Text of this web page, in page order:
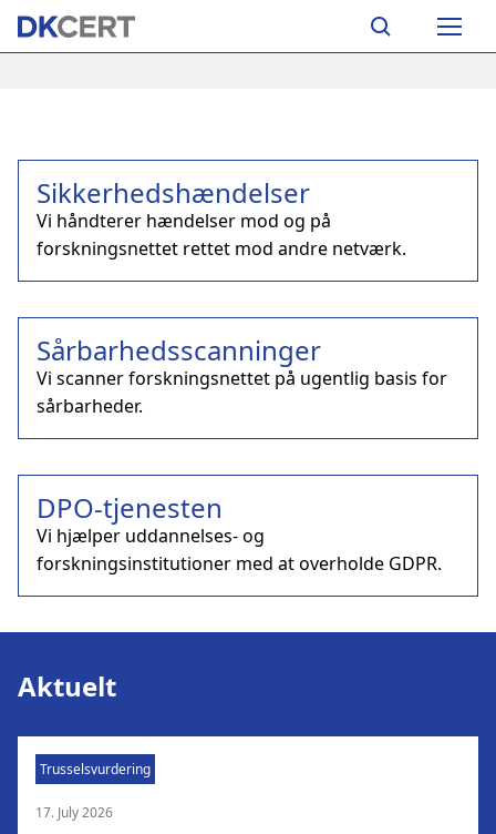
Skip
Main
Sikkerhedshændelser
Vi håndterer hændelser mod og på
forskningsnettet rettet mod andre netværk.
Sårbarhedsscanninger
Vi scanner forskningsnettet på ugentlig basis for
sårbarheder.
DPO-tjenesten
Vi hjælper uddannelses- og
forskningsinstitutioner med at overholde GDPR.
Aktuelt
Trusselsvurdering
17. July 2026